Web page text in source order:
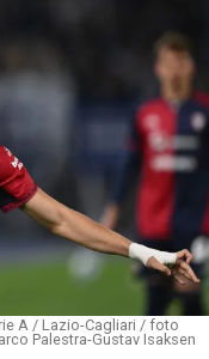
A / Lazio-Cagliari / foto
Palestra-Gustav Isaksen